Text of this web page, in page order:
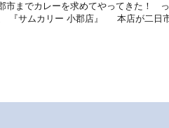
市までカレーを求めてやってきた！
『サムカリー 小郡店』 本店が二日